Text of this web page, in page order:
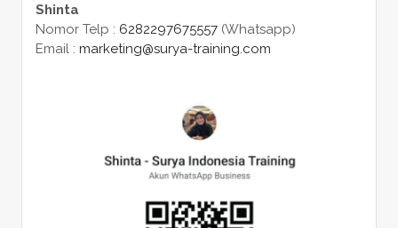
Shinta
Nomor Telp : 6282297675557(Whatsapp)
Email : marketing@surya-training.com